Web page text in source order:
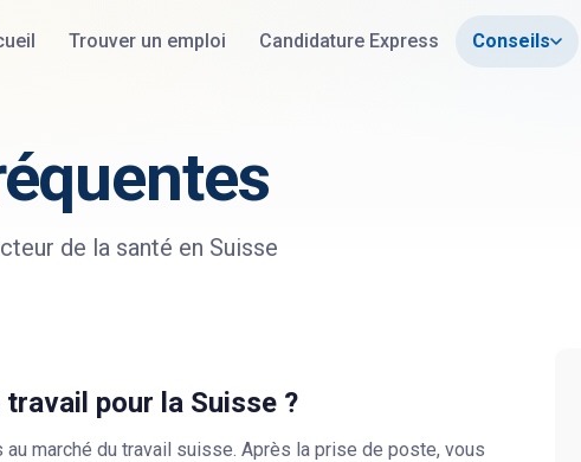
Trouver un emploi Candidature Express Conseils
de la santé en Suisse
pour la Suisse ?
marché du travail suisse. Après la prise de poste, vous